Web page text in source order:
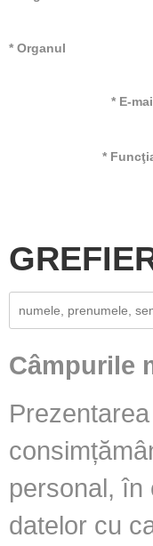
* Organul
* E-
*
Registrar
Câmpurile
personal, în
datelor cu